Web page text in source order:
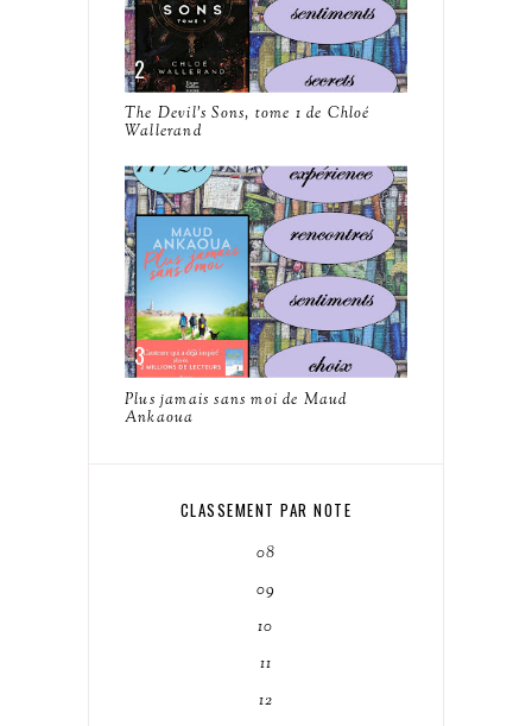
The Devil's Sons, tome 1 de Chloé
Wallerand
Plus jamais sans moi de Maud
Ankaoua
CLASSEMENT PAR NOTE
08
09
10
11
12